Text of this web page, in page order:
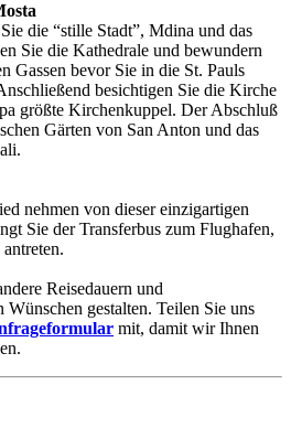
die “stille Stadt”, Mdina und das
Sie die Kathedrale und bewundern
Gassen bevor Sie in die St. Pauls
besichtigen Sie die Kirche
größte Kirchenkuppel. Der Abschluß
Gärten von San Anton und das
nehmen von dieser einzigartigen
Sie der Transferbus zum Flughafen,
Reisedauern und
gestalten. Teilen Sie uns
mit, damit wir Ihnen